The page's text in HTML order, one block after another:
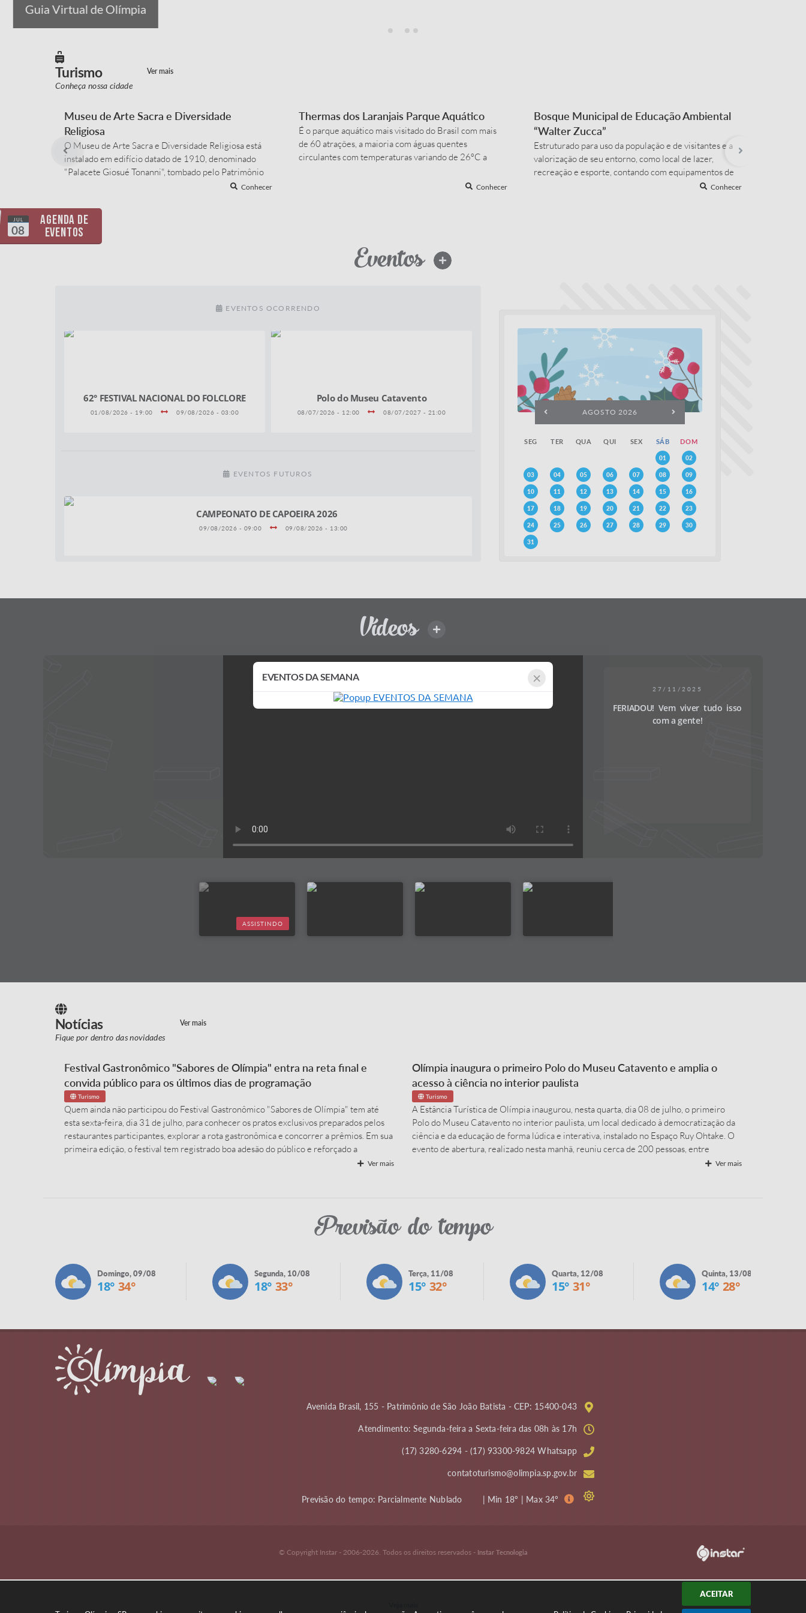
ACEITAR
Guia Virtual de Olímpia
JUL
08
Agenda de
Eventos
Turismo
Conheça nossa cidade
Ver mais
Museu de Arte Sacra e Diversidade
Religiosa
O Museu de Arte Sacra e Diversidade Religiosa está
instalado em edifício datado de 1910, denominado
"Palacete Giosué Tonanni", tombado pelo Patrimônio
Histórico Municipal. Inaugurado em 17 de dezembro
popular, esculturas, réplicas de obras de artistas
brasileiros consagrados, objetos de devoção pessoal,...
Conhecer
Thermas dos Laranjais Parque Aquático
É o parque aquático mais visitado do Brasil com mais
de 60 atrações, a maioria com águas quentes
circulantes com temperaturas variando de 26ºC a
patenteadas, abrangendo desde complexos de Conhecer
Bosque Municipal de Educação Ambiental
“Walter Zucca”
Estruturado para uso da população e de visitantes e a
valorização de seu entorno, como local de lazer,
recreação e esporte, contando com equipamentos de
academia ao ar livre, playground, pista de ciclismo,Conhecer
Eventos VER MAIS
AGOSTO 2026
SEG TER QUA QUI SEX SÁB DOM
01 02
03 04 05 06 07 08 09
10 11 12 13 14 15 16
17 18 19 20 21 22 23
24 25 26 27 28 29 30
31
EVENTOS OCORRENDO
62° FESTIVAL NACIONAL DO FOLCLORE
01/08/2026 - 19:00 09/08/2026 - 03:00
Polo do Museu Catavento
08/07/2026 - 12:00 08/07/2027 - 21:00
EVENTOS FUTUROS
CAMPEONATO DE CAPOEIRA 2026
09/08/2026 - 09:00 09/08/2026 - 13:00
PASSEIO CICLÍSTICO 2026
Vídeos VER MAIS
27/11/2025
FERIADOU! Vem viver tudo isso
com a gente!
ASSISTINDO
Notícias
Fique por dentro das novidades
Ver mais
Festival Gastronômico "Sabores de Olímpia" entra na reta final e
convida público para os últimos dias de programação
Turismo
Quem ainda não participou do Festival Gastronômico "Sabores de Olímpia" tem até
esta sexta-feira, dia 31 de julho, para conhecer os pratos exclusivos preparados pelos
restaurantes participantes, explorar a rota gastronômica e concorrer a prêmios. Em sua
primeira edição, o festival tem registrado boa adesão do público e reforçado a
valorização da gastronomia local como um dos atrativos turísticos da Estância Turística
Ver mais
Olímpia inaugura o primeiro Polo do Museu Catavento e amplia o
acesso à ciência no interior paulista
Turismo
A Estância Turística de Olímpia inaugurou, nesta quarta, dia 08 de julho, o primeiro
Polo do Museu Catavento no interior paulista, um local dedicado à democratização da
ciência e da educação de forma lúdica e interativa, instalado no Espaço Ruy Ohtake. O
evento de abertura, realizado nesta manhã, reuniu cerca de 200 pessoas, entre
autoridades, representantes de instituições parceiras e convidados. A iniciativa, umaVer mais
Previsão do tempo
Domingo, 09/08
18° 34°
Segunda, 10/08
18° 33°
Terça, 11/08
15° 32°
Quarta, 12/08
15° 31°
Quinta, 13/08
14° 28°
Avenida Brasil, 155 - Patrimônio de São João Batista - CEP: 15400-043
Atendimento: Segunda-feira a Sexta-feira das 08h às 17h
(17) 3280-6294 - (17) 93300-9824 Whatsapp
contatoturismo@olimpia.sp.gov.br
Previsão do tempo: Parcialmente Nublado | Min 18º | Max 34º
© Copyright Instar - 2006-2026. Todos os direitos reservados - Instar Tecnologia
×
EVENTOS DA SEMANA